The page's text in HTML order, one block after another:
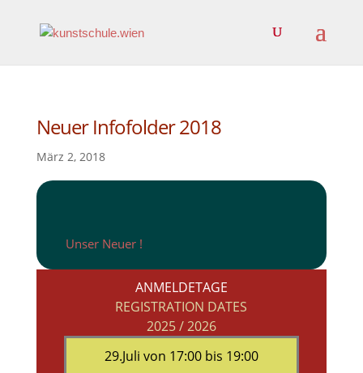
Neuer Infofolder 2018
März 2, 2018
Unser Neuer !
ANMELDETAGE
REGISTRATION DATES
2025 / 2026
29.Juli von 17:00 bis 19:00